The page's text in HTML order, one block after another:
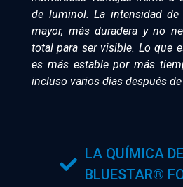
de luminol. La intensidad
mayor, más duradera y no
total para ser visible. Lo que
es más estable por más
incluso varios días después
LA QUÍMICA DE
BLUESTAR®